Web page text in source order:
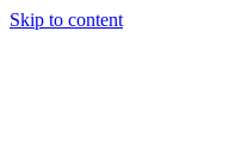
Skip to content